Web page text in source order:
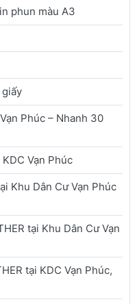
phun màu A3
Phúc – Nhanh 30
Vạn Phúc
Khu Dân Cư Vạn Phúc
tại Khu Dân Cư Vạn
tại KDC Vạn Phúc,